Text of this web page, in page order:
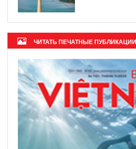
ЧИТАТЬ ПЕЧАТНЫЕ ПУБЛИКАЦИИ